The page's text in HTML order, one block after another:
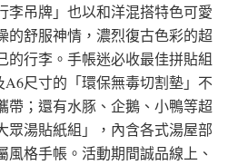
李吊牌」也以和洋混搭特色可愛
的舒服神情，濃烈復古色彩的超
的行李。手帳迷必收最佳拼貼組
尺寸的「環保無毒切割墊」不
帶；還有水豚、企鵝、小鴨等超
眾湯貼紙組」，內含各式湯屋部
格手帳。活動期間誠品線上、